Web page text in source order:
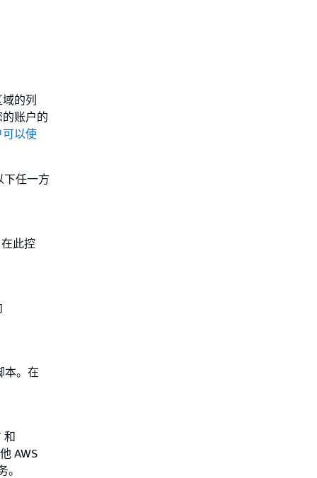
的列
账户的
可以使
下任一方
此控
本。在
和
AWS